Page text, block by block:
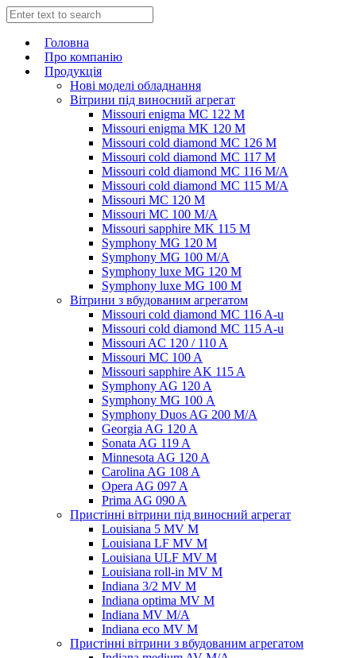
Головна
Про компанію
Продукція
Нові моделі обладнання
Вітрини під виносний агрегат
Missouri enigma MC 122 M
Missouri enigma MK 120 M
Missouri cold diamond MC 126 M
Missouri cold diamond MC 117 M
Missouri cold diamond MC 116 M/A
Missouri cold diamond MC 115 M/A
Missouri MC 120 M
Missouri MC 100 M/A
Missouri sapphire MK 115 M
Symphony MG 120 M
Symphony MG 100 M/А
Symphony luxe MG 120 M
Symphony luxe MG 100 M
Вітрини з вбудованим агрегатом
Missouri cold diamond MC 116 A-u
Missouri cold diamond MC 115 A-u
Missouri AC 120 / 110 A
Missouri MC 100 A
Missouri sapphire AK 115 A
Symphony AG 120 A
Symphony MG 100 А
Symphony Duos AG 200 M/A
Georgia AG 120 A
Sonata AG 119 A
Minnesota AG 120 A
Carolina AG 108 A
Opera AG 097 A
Prima AG 090 A
Пристінні вітрини під виносний агрегат
Louisiana 5 MV M
Louisiana LF MV M
Louisiana ULF MV M
Louisiana roll-in MV M
Indiana 3/2 MV M
Indiana optima MV M
Indiana MV M/A
Indiana eco MV M
Пристінні вітрини з вбудованим агрегатом